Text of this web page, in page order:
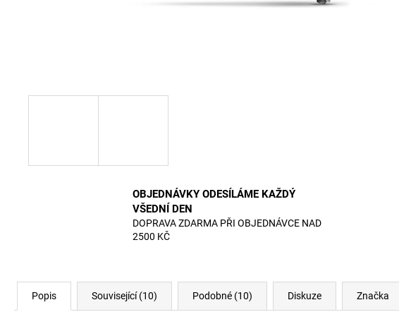
OBJEDNÁVKY ODESÍLÁME KAŽDÝ
VŠEDNÍ DEN
DOPRAVA ZDARMA PŘI OBJEDNÁVCE NAD
2500 KČ
Popis Související (10) Podobné (10) Diskuze Značka